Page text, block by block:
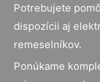
Potrebujete
dispozícii aj
remeselníkov.
Ponúkame